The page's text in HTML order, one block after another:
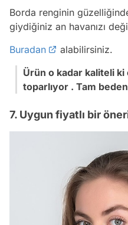
Borda renginin
giydiğiniz an havanızı
Buradan
alabilirsiniz.
Ürün o kadar kaliteli
toparlıyor . Tam
7. Uygun fiyatlı bir